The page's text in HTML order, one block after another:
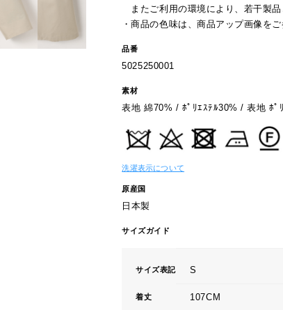
またご利用の環境により、若干製
・商品の色味は、商品アップ画像を
品番
5025250001
素材
表地 綿70% / ﾎﾟﾘｴｽﾃﾙ30% / 表地 ﾎﾟ
洗濯表示について
原産国
日本製
サイズガイド
サイズ表記 S
着丈 107CM